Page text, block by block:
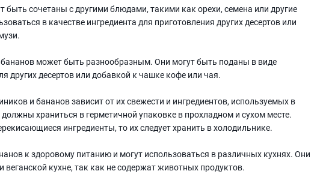
быть сочетаны с другими блюдами, такими как орехи, семена или другие
в качестве ингредиента для приготовления других десертов или
может быть разнообразным. Они могут быть поданы в виде
других десертов или добавкой к чашке кофе или чая.
и бананов зависит от их свежести и ингредиентов, используемых в
храниться в герметичной упаковке в прохладном и сухом месте.
ингредиенты, то их следует хранить в холодильнике.
к здоровому питанию и могут использоваться в различных кухнях. Они
кухне, так как не содержат животных продуктов.